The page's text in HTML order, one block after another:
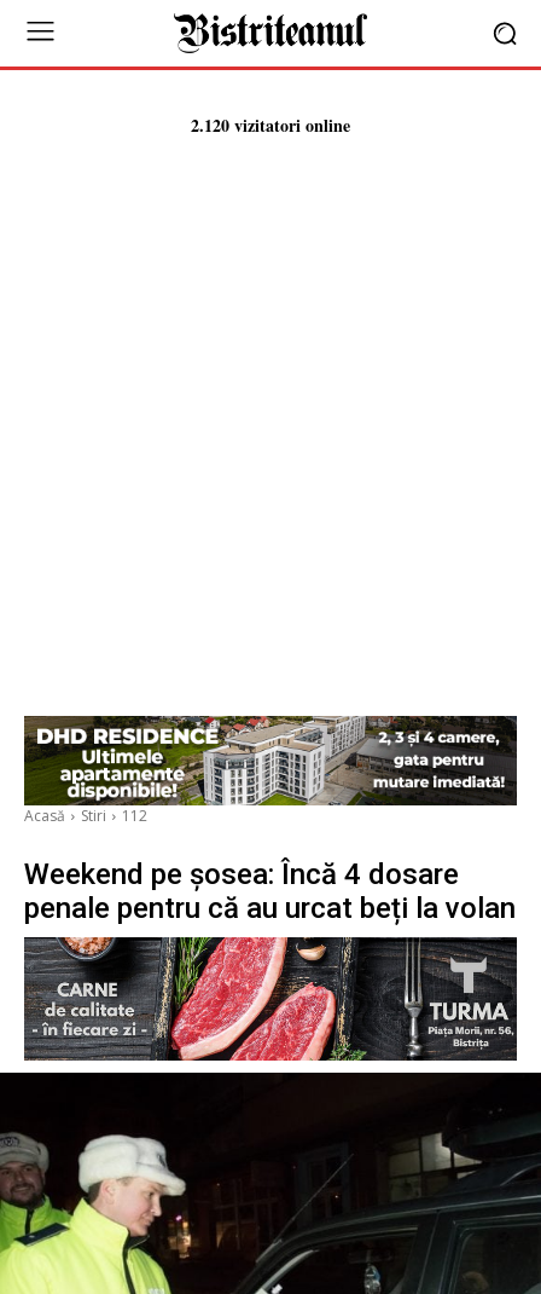
2.120 vizitatori online
Acasă Stiri 112
Weekend pe șosea: Încă 4 dosare
penale pentru că au urcat beți la volan